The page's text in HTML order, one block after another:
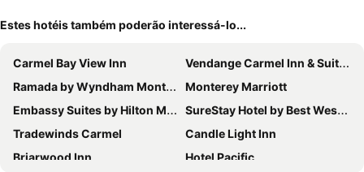
Estes hotéis também poderão interessá-lo...
Carmel Bay View Inn
Vendange Carmel Inn & Suites
Ramada by Wyndham Monterey
Monterey Marriott
Embassy Suites by Hilton Monterey Bay Seaside
SureStay Hotel by Best Western Seaside Monterey
Tradewinds Carmel
Candle Light Inn
Briarwood Inn
Hotel Pacific